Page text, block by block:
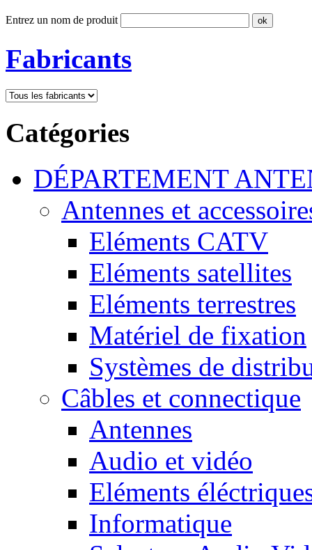
Entrez un nom de produit
Fabricants
Catégories
DÉPARTEMENT
Antennes et
Eléments CATV
Eléments satellites
Eléments terrestres
Matériel de fixation
Systèmes de
Câbles et connectique
Antennes
Audio et vidéo
Eléments
Informatique